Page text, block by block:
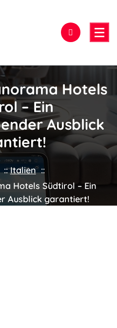
Hotels
– Ein
Ausblick
::Italien::
Hotels Südtirol – Ein
Ausblick garantiert!